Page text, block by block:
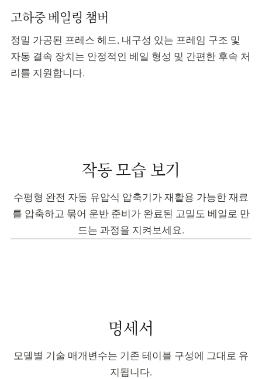
고하중 베일링 챔버
정밀 가공된 프레스 헤드, 내구성 있는 프레임 구조 및
자동 결속 장치는 안정적인 베일 형성 및 간편한 후속 처
리를 지원합니다.
작동 모습 보기
수평형 완전 자동 유압식 압축기가 재활용 가능한 재료
를 압축하고 묶어 운반 준비가 완료된 고밀도 베일로 만
드는 과정을 지켜보세요.
명세서
모델별 기술 매개변수는 기존 테이블 구성에 그대로 유
지됩니다.